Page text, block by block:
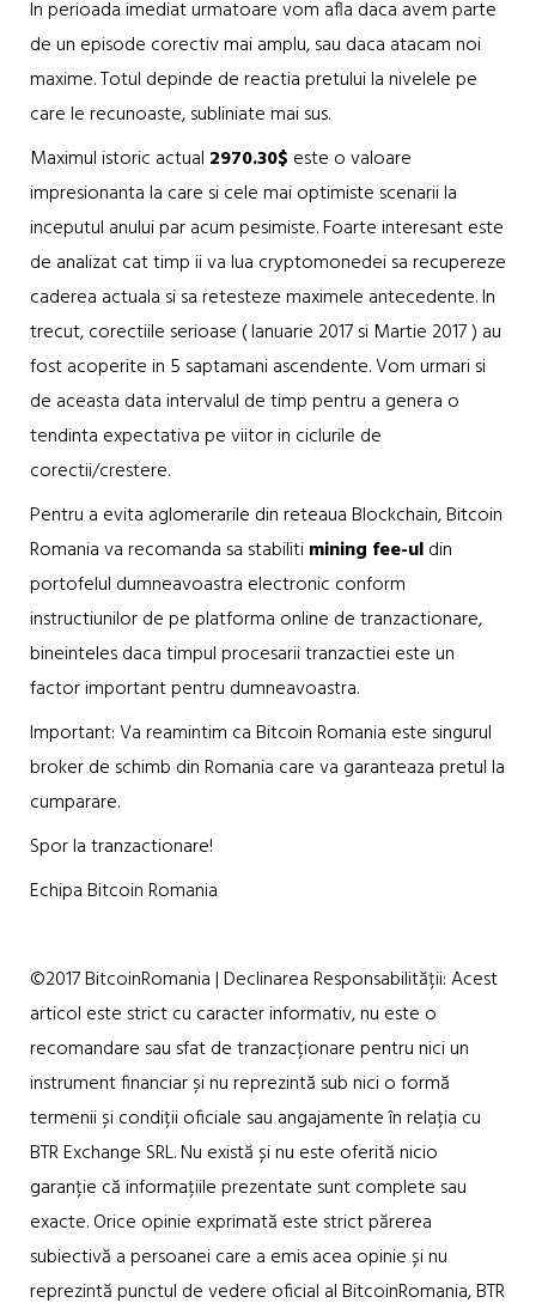
In perioada imediat urmatoare vom afla daca avem parte
de un episode corectiv mai amplu, sau daca atacam noi
maxime. Totul depinde de reactia pretului la nivelele pe
care le recunoaste, subliniate mai sus.
Maximul istoric actual 2970.30$ este o valoare
impresionanta la care si cele mai optimiste scenarii la
inceputul anului par acum pesimiste. Foarte interesant este
de analizat cat timp ii va lua cryptomonedei sa recupereze
caderea actuala si sa retesteze maximele antecedente. In
trecut, corectiile serioase ( Ianuarie 2017 si Martie 2017 ) au
fost acoperite in 5 saptamani ascendente. Vom urmari si
de aceasta data intervalul de timp pentru a genera o
tendinta expectativa pe viitor in ciclurile de
corectii/crestere.
Pentru a evita aglomerarile din reteaua Blockchain, Bitcoin
Romania va recomanda sa stabilitimining fee-uldin
portofelul dumneavoastra electronic conform
instructiunilor de pe platforma online de tranzactionare,
bineinteles daca timpul procesarii tranzactiei este un
factor important pentru dumneavoastra.
Important: Va reamintim ca Bitcoin Romania este singurul
broker de schimb din Romania care va garanteaza pretul la
cumparare.
Spor la tranzactionare!
Echipa Bitcoin Romania
©2017 BitcoinRomania | Declinarea Responsabilității: Acest
articol este strict cu caracter informativ, nu este o
recomandare sau sfat de tranzacționare pentru nici un
instrument financiar și nu reprezintă sub nici o formă
termenii și condiții oficiale sau angajamente în relația cu
BTR Exchange SRL. Nu există și nu este oferită nicio
garanție că informațiile prezentate sunt complete sau
exacte. Orice opinie exprimată este strict părerea
subiectivă a persoanei care a emis acea opinie și nu
reprezintă punctul de vedere oficial al BitcoinRomania, BTR